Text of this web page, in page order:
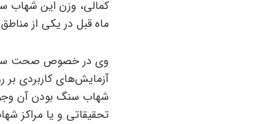
ماه قبل در یکی از
وی در خصوص صحت
شهاب سنگ بودن آن
تحقیقاتی و یا مراکز